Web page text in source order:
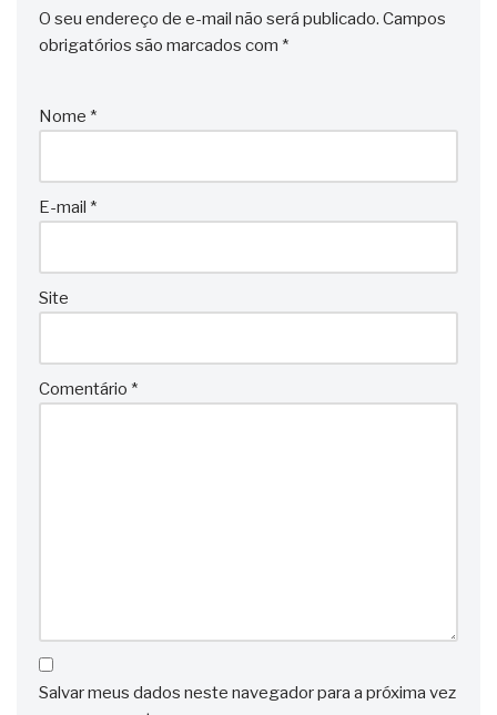
O seu endereço de e-mail não será publicado. Campos
obrigatórios são marcados com *
Nome *
E-mail *
Site
Comentário *
Salvar meus dados neste navegador para a próxima vez